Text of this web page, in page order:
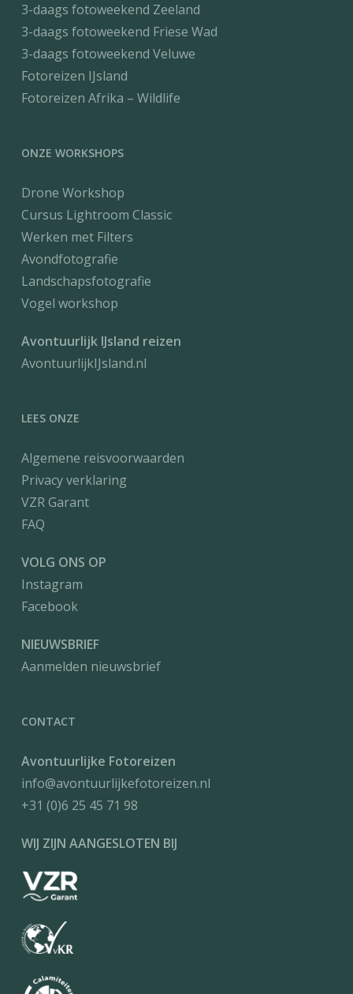
3-daags fotoweekend Zeeland
3-daags fotoweekend Friese Wad
3-daags fotoweekend Veluwe
Fotoreizen IJsland
Fotoreizen Afrika – Wildlife
ONZE WORKSHOPS
Drone Workshop
Cursus Lightroom Classic
Werken met Filters
Avondfotografie
Landschapsfotografie
Vogel workshop
Avontuurlijk IJsland reizen
AvontuurlijkIJsland.nl
LEES ONZE
Algemene reisvoorwaarden
Privacy verklaring
VZR Garant
FAQ
VOLG ONS OP
Instagram
Facebook
NIEUWSBRIEF
Aanmelden nieuwsbrief
CONTACT
Avontuurlijke Fotoreizen
info@avontuurlijkefotoreizen.nl
+31 (0)6 25 45 71 98
WIJ ZIJN AANGESLOTEN BIJ